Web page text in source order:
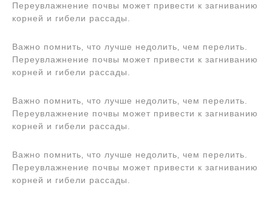
Переувлажнение почвы может привести к загниванию
корней и гибели рассады.
Важно помнить‚ что лучше недолить‚ чем перелить.
Переувлажнение почвы может привести к загниванию
корней и гибели рассады.
Важно помнить‚ что лучше недолить‚ чем перелить.
Переувлажнение почвы может привести к загниванию
корней и гибели рассады.
Важно помнить‚ что лучше недолить‚ чем перелить.
Переувлажнение почвы может привести к загниванию
корней и гибели рассады.